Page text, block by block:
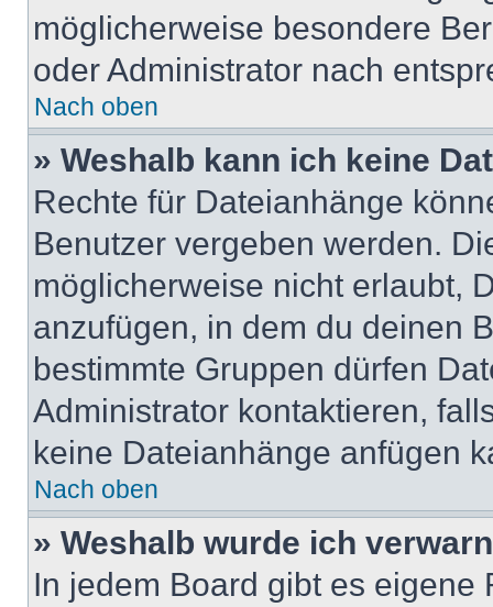
möglicherweise besondere
oder Administrator nach
Nach oben
» Weshalb kann ich keine
Rechte für Dateianhänge
Benutzer vergeben werden.
möglicherweise nicht erlaubt,
anzufügen, in dem du deinen
bestimmte Gruppen dürfen
Administrator kontaktieren,
keine Dateianhänge anfügen
Nach oben
» Weshalb wurde ich
In jedem Board gibt es